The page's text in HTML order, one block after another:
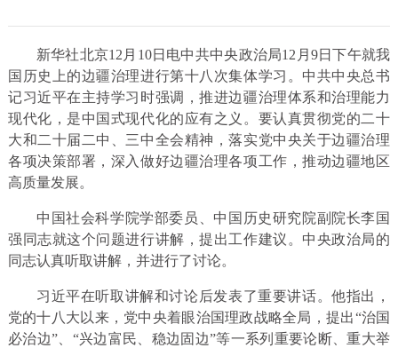
新华社北京12月10日电中共中央政治局12月9日下午就我
国历史上的边疆治理进行第十八次集体学习。中共中央总书
记习近平在主持学习时强调，推进边疆治理体系和治理能力
现代化，是中国式现代化的应有之义。要认真贯彻党的二十
大和二十届二中、三中全会精神，落实党中央关于边疆治理
各项决策部署，深入做好边疆治理各项工作，推动边疆地区
高质量发展。
中国社会科学院学部委员、中国历史研究院副院长李国
强同志就这个问题进行讲解，提出工作建议。中央政治局的
同志认真听取讲解，并进行了讨论。
习近平在听取讲解和讨论后发表了重要讲话。他指出，
党的十八大以来，党中央着眼治国理政战略全局，提出“治国
必治边”、“兴边富民、稳边固边”等一系列重要论断、重大举